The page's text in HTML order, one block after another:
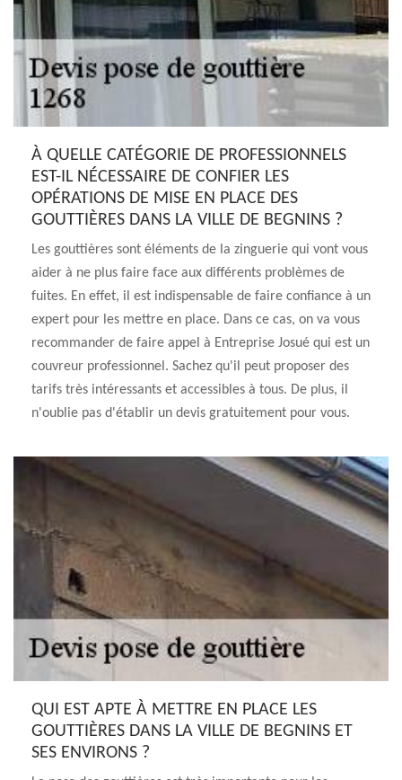
À QUELLE CATÉGORIE DE PROFESSIONNELS
EST-IL NÉCESSAIRE DE CONFIER LES
OPÉRATIONS DE MISE EN PLACE DES
GOUTTIÈRES DANS LA VILLE DE BEGNINS ?
Les gouttières sont éléments de la zinguerie qui vont vous
aider à ne plus faire face aux différents problèmes de
fuites. En effet, il est indispensable de faire confiance à un
expert pour les mettre en place. Dans ce cas, on va vous
recommander de faire appel à Entreprise Josué qui est un
couvreur professionnel. Sachez qu'il peut proposer des
tarifs très intéressants et accessibles à tous. De plus, il
n'oublie pas d'établir un devis gratuitement pour vous.
QUI EST APTE À METTRE EN PLACE LES
GOUTTIÈRES DANS LA VILLE DE BEGNINS ET
SES ENVIRONS ?